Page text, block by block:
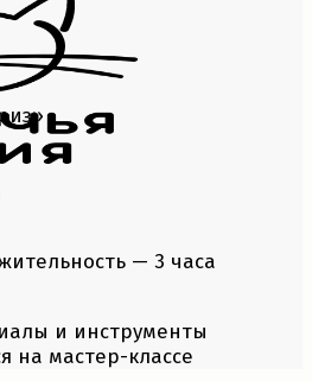
— 3 часа
и инструменты
на мастер-классе